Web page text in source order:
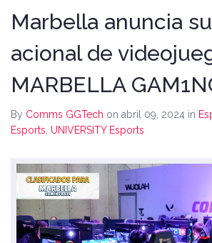
Marbella anuncia
acional de
MARBELLA
By Comms GGTech on abril 09, 2024 in
Esports, UNIVERSITY Esports